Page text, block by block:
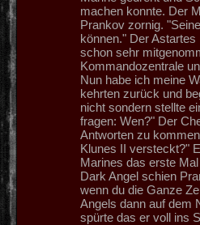
machen konnte. Der
Prankov zornig.
können." Der
schon sehr
Kommandozentrale
Nun habe ich meine
kehrten zurück und
nicht sondern stellte
fragen: Wen?" Der
Antworten zu
Klunes II versteckt?"
Marines das erste
Dark Angel schien
wenn du die Ganze
Angels dann auf dem
spürte das er voll ins